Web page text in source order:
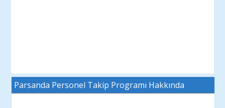
Parsanda Personel Takip Programı Hakkında